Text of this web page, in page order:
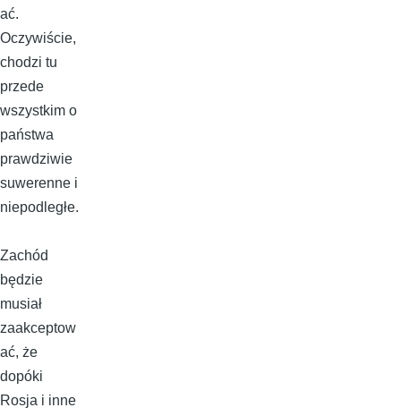
ać.
Oczywiście,
chodzi tu
przede
wszystkim o
państwa
prawdziwie
suwerenne i
niepodległe.
Zachód
będzie
musiał
zaakceptow
ać, że
dopóki
Rosja i inne